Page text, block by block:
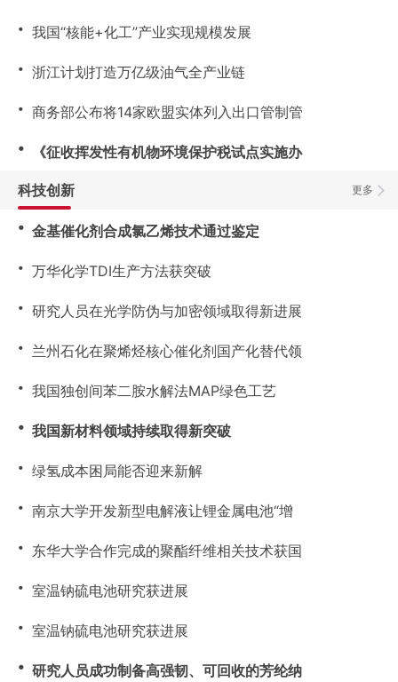
・ 我国“核能+化工”产业实现规模发展
・ 浙江计划打造万亿级油气全产业链
・ 商务部公布将14家欧盟实体列入出口管制管
・ 《征收挥发性有机物环境保护税试点实施办
更多
科技创新
・ 金基催化剂合成氯乙烯技术通过鉴定
・ 万华化学TDI生产方法获突破
・ 研究人员在光学防伪与加密领域取得新进展
・ 兰州石化在聚烯烃核心催化剂国产化替代领
・ 我国独创间苯二胺水解法MAP绿色工艺
・ 我国新材料领域持续取得新突破
・ 绿氢成本困局能否迎来新解
・ 南京大学开发新型电解液让锂金属电池“增
・ 东华大学合作完成的聚酯纤维相关技术获国
・ 室温钠硫电池研究获进展
・ 室温钠硫电池研究获进展
・ 研究人员成功制备高强韧、可回收的芳纶纳